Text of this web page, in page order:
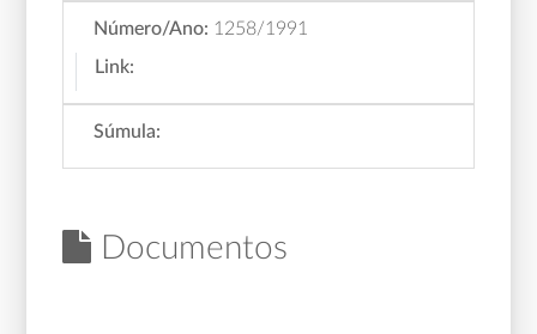
Número/Ano: 1258/1991
Link:
Súmula:
Documentos